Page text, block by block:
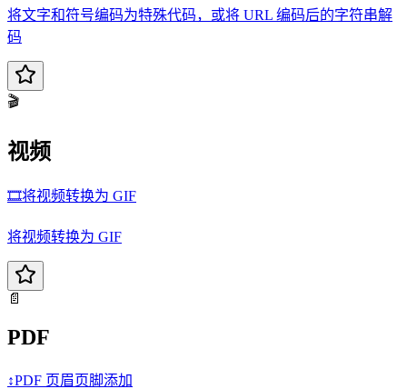
将文字和符号编码为特殊代码，或将 URL 编码后的字符串解
码
🎬
视频
🎞️将视频转换为 GIF
将视频转换为 GIF
📄
PDF
↕️PDF 页眉页脚添加